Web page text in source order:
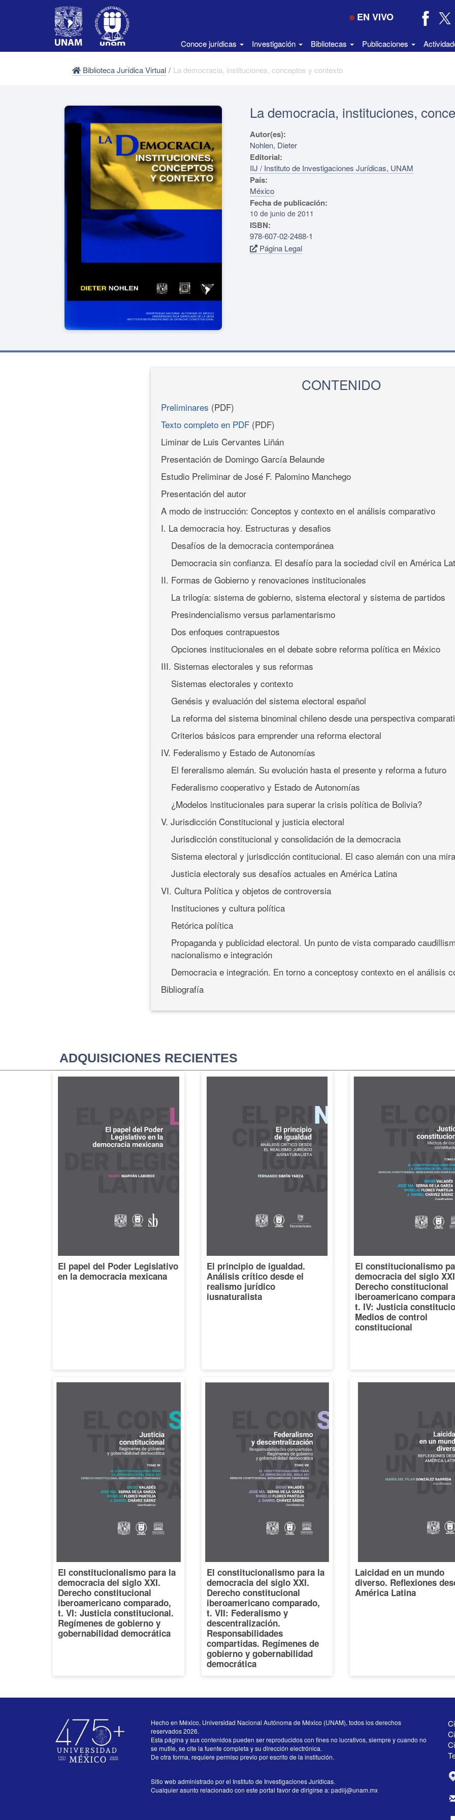
EN VIVO
Conoce jurídicas Investigación Bibliotecas Publicaciones
Biblioteca Jurídica Virtual / La democracia, instituciones, conceptos y contexto
La democracia, instituciones,
Autor(es):
Nohlen, Dieter
Editorial:
IIJ / Instituto de Investigaciones Jurídicas, UNAM
País:
México
Fecha de publicación:
10 de junio de 2011
ISBN:
978-607-02-2488-1
Página Legal
CONTENIDO
Preliminares (PDF)
Texto completo en PDF (PDF)
Liminar de Luis Cervantes Liñán
Presentación de Domingo García Belaunde
Estudio Preliminar de José F. Palomino Manchego
Presentación del autor
A modo de instrucción: Conceptos y contexto en el análisis comparativo
I. La democracia hoy. Estructuras y desafios
Desafíos de la democracia contemporánea
Democracia sin confianza. El desafío para la sociedad civil en América
II. Formas de Gobierno y renovaciones institucionales
La trilogía: sistema de gobierno, sistema electoral y sistema de partidos
Presindencialismo versus parlamentarismo
Dos enfoques contrapuestos
Opciones institucionales en el debate sobre reforma política en México
III. Sistemas electorales y sus reformas
Sistemas electorales y contexto
Genésis y evaluación del sistema electoral español
La reforma del sistema binominal chileno desde una perspectiva
Criterios básicos para emprender una reforma electoral
IV. Federalismo y Estado de Autonomías
El fereralismo alemán. Su evolución hasta el presente y reforma a futuro
Federalismo cooperativo y Estado de Autonomías
¿Modelos institucionales para superar la crisis política de Bolivia?
V. Jurisdicción Constitucional y justicia electoral
Jurisdicción constitucional y consolidación de la democracia
Sistema electoral y jurisdicción contitucional. El caso alemán con una
Justicia electoraly sus desafíos actuales en América Latina
VI. Cultura Política y objetos de controversia
Instituciones y cultura política
Retórica política
Propaganda y publicidad electoral. Un punto de vista comparado
nacionalismo e integración
Democracia e integración. En torno a conceptosy contexto en el análisis
Bibliografía
ADQUISICIONES RECIENTES
El papel del Poder Legislativo
en la democracia mexicana
El principio de igualdad.
Análisis crítico desde el
realismo jurídico
iusnaturalista
El constitucionalismo
democracia del siglo
Derecho constitucional
iberoamericano
t. IV: Justicia
Medios de control
constitucional
El constitucionalismo para la
democracia del siglo XXI.
Derecho constitucional
iberoamericano comparado,
t. VI: Justicia constitucional.
Regímenes de gobierno y
gobernabilidad democrática
El constitucionalismo para la
democracia del siglo XXI.
Derecho constitucional
iberoamericano comparado,
t. VII: Federalismo y
descentralización.
Responsabilidades
compartidas. Regímenes de
gobierno y gobernabilidad
democrática
Laicidad en un mundo
diverso. Reflexiones
América Latina
Hecho en México, Universidad Nacional Autónoma de México (UNAM), todos los derechos
reservados 2026.
Esta página y sus contenidos pueden ser reproducidos con fines no lucrativos, siempre y cuando no
se mutile, se cite la fuente completa y su dirección electrónica.
De otra forma, requiere permiso previo por escrito de la institución.
Sitio web administrado por el Instituto de Investigaciones Jurídicas.
Cualquier asunto relacionado con este portal favor de dirigirse a:padiij@unam.mx